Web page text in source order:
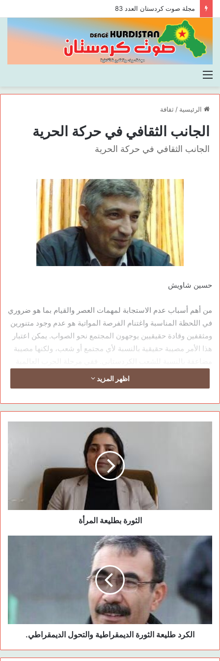
مجلة صوت كردستان العدد 83
القائمة
الرئيسية / ثقافة
الجانب الثقافي في حركة الحرية
الجانب الثقافي في حركة الحرية
حسين شاويش
من أهم أسباب عدم الاستجابة لمهمات العصر والقيام بما هو ضروري
في اللحظة المناسبة واغتنام الفرصة المواتية هو عدم وجود متنورين
ومثقفين وقادة حقيقيين يوجهون المجتمع نحو الصواب. يمكن اعتبار
هذا الأمر مصيبة حقيقية بالنسبة لأي مجتمع أو شعب، ولكنها مصيبة
الثانية تصدرت كل الانتفاضات والعصيانات والمقاومات الكردية
قيادات أرستقراطية لم تكن تمتلك لغة العصر وأفقه ولا تعي متطلبات
التقليدية كانت إما بعيدة عن المجتمع وتعيش في المهجر أو منغلقة
على ذاتها عشائرياً وعائلياً ومحلياً وبعيدة عن التنظيم والتدريب
العسكري والسياسي والدبلوماسي.
استسلمت بعض هذه القيادات وهربت من ساحة النضال وقدمت
مصالحها الشخصية والعشائرية والعائلية على مصلحة المجتمع. ففي
الوقت الذي تزعمت فيه شخصيات مثل غاندي وحوشي مينة وماو
وكاسترو نضالات شعوبها كانت الأرستقراطية الكردستانية تعيش
حالة من الاغتراب عن العصر والمرحلة. لا شك بأن جذور المشكلة
موجودة في البنية الاجتماعية والثقافية للمجتمع الكردستاني الذي
فقد طاقاته وقوته وفاعليته ضمن إطار عملية الاقتتال الداخلي
والانقسام والتشرذم جغرافياً واجتماعياً وسياسياً وأفقياً وعمودياً.
بالإضافة إلى هدر الطاقات وفقدان الثقة والأمل بالمستقبل بعد انهيار
كل مقاومة وانتفاضة وعصيان. افتقار المجتمع إلى الوعي والتوجيه،
وعدم القدرة على التفريق بين العدو والصديق وعدم رؤية ألاعيب
الدول الاستعمارية العالمية والإقليمية وعدم كشف المخاطر المحيطة
ومصدرها فتح الطريق أمام المذابح كما حصل في منطقة كلي زيلان
وديرسم وحلبجة وأخيراً شنكال.
اظهر المزيد
الثورة بطليعة المرأة
الكرد طليعة الثورة الديمقراطية والتحول الديمقراطي.